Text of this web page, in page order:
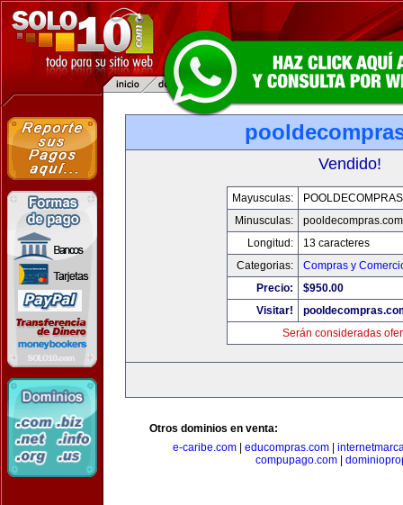
Vendido!
Mayusculas:
Minusculas:
pooldecompras.com
Longitud:
13 caracteres
Categorias:
Compras y
Precio:
$950.00
Visitar!
Serán consideradas
Otros dominios en venta:
e-caribe.com| educompras.com|
compupago.com|